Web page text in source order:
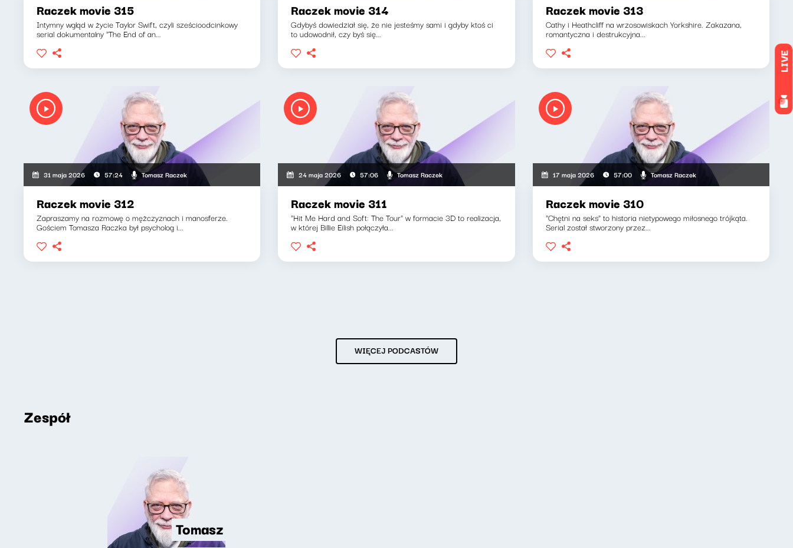
LIVE
Raczek movie 315
Intymny wgląd w życie Taylor Swift, czyli sześcioodcinkowy
serial dokumentalny "The End of an...
Raczek movie 314
Gdybyś dowiedział się, że nie jesteśmy sami i gdyby ktoś ci
to udowodnił, czy byś się...
Raczek movie 313
Cathy i Heathcliff na wrzosowiskach Yorkshire. Zakazana,
romantyczna i destrukcyjna...
31 maja 2026 57:24 Tomasz Raczek
Raczek movie 312
Zapraszamy na rozmowę o mężczyznach i manosferze.
Gościem Tomasza Raczka był psycholog i...
24 maja 2026 57:06 Tomasz Raczek
Raczek movie 311
"Hit Me Hard and Soft: The Tour" w formacie 3D to realizacja,
w której Billie Eilish połączyła...
17 maja 2026 57:00 Tomasz Raczek
Raczek movie 310
"Chętni na seks" to historia nietypowego miłosnego trójkąta.
Serial został stworzony przez...
WIĘCEJ PODCASTÓW
Zespół
Tomasz